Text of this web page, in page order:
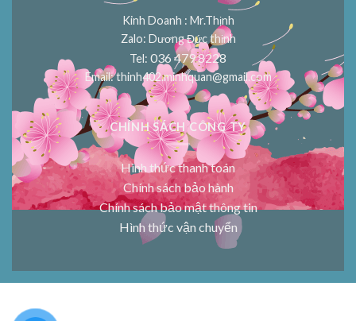
Kinh Doanh : Mr.Thịnh
Zalo: Dương Đức thịnh
Tel: 036 479 8228
Email:thinh402.minhquan@gmail.com
CHÍNH SÁCH CÔNG TY
Hình thức thanh toán
Chính sách bảo hành
Chính sách bảo mật thông tin
Hình thức vận chuyển